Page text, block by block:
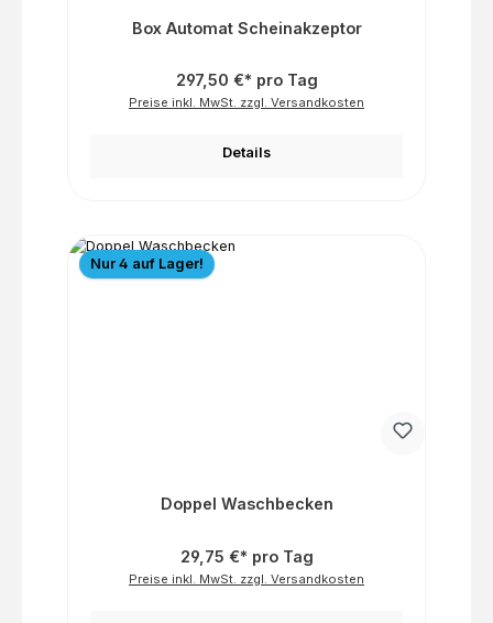
Box Automat Scheinakzeptor
297,50 €* pro Tag
Preise inkl. MwSt. zzgl. Versandkosten
Details
Nur 4 auf Lager!
Doppel Waschbecken
29,75 €* pro Tag
Preise inkl. MwSt. zzgl. Versandkosten